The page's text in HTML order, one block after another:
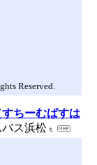
Reserved.
ちーむばすは
バス浜松